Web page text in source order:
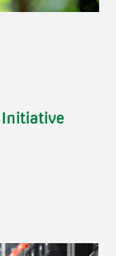
Initiative